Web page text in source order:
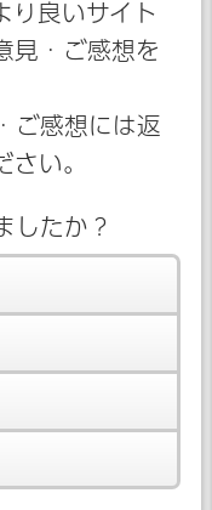
り良いサイト
見・ご感想を
ご感想には返
さい。
したか？